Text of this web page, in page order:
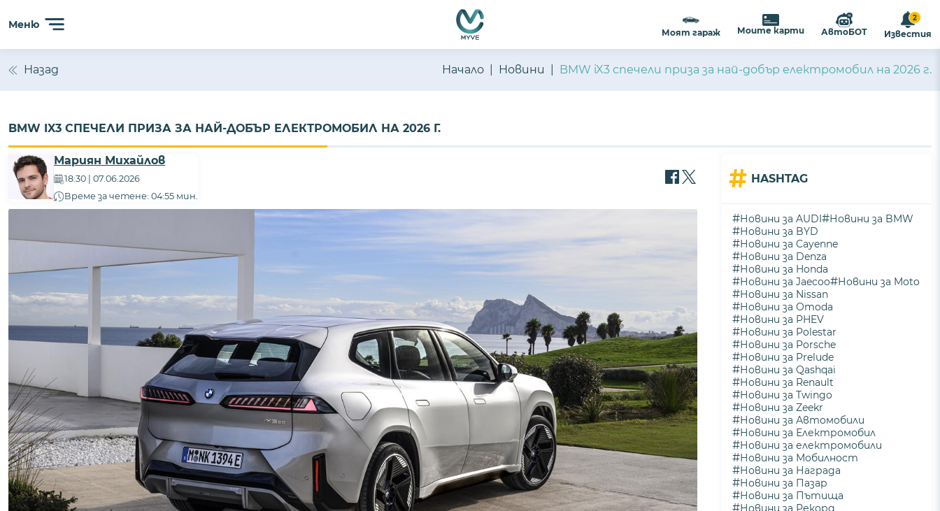
Меню
Моят гараж Моите карти АвтоБОТ
2
Известия
Назад Начало Новини BMW iX3 спечели приза за най-добър електромобил на 2026 г.
BMW IX3 СПЕЧЕЛИ ПРИЗА ЗА НАЙ-ДОБЪР ЕЛЕКТРОМОБИЛ НА 2026 Г.
Мариян Михайлов
18:30 | 07.06.2026
Време за четене: 04:55 мин.
# HASHTAG
#Новини за AUDI#Новини за BMW
#Новини за BYD
#Новини за Cayenne
#Новини за Denza
#Новини за Honda
#Новини за Jaecoo#Новини за Moto
#Новини за Nissan
#Новини за Omoda
#Новини за PHEV
#Новини за Polestar
#Новини за Porsche
#Новини за Prelude
#Новини за Qashqai
#Новини за Renault
#Новини за Twingo
#Новини за Zeekr
#Новини за Автомобили
#Новини за Електромобил
#Новини за електромобили
#Новини за Мобилност
#Новини за Награда
#Новини за Пазар
#Новини за Пътища
#Новини за Рекорд